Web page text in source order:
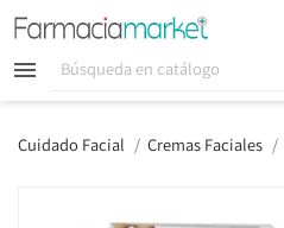
 
Cuidado Facial Cremas Faciales